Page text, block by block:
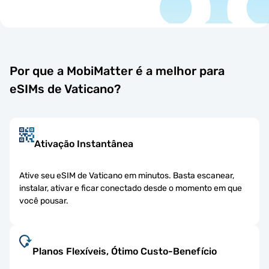
Por que a MobiMatter é a melhor para
eSIMs de Vaticano?
Ativação Instantânea
Ative seu eSIM de Vaticano em minutos. Basta escanear,
instalar, ativar e ficar conectado desde o momento em que
você pousar.
Planos Flexíveis, Ótimo Custo-Benefício